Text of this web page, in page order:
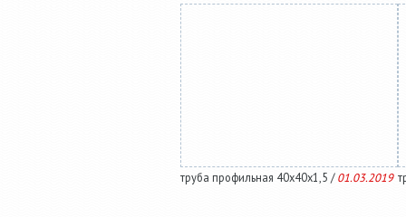
труба профильная 40х40х1,5 /01.03.2019